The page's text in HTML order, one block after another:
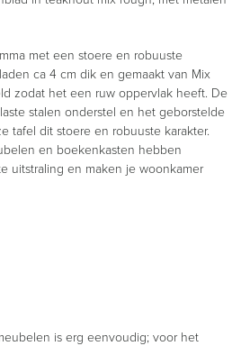
met een stoere en robuuste
ca 4 cm dik en gemaakt van Mix
zodat het een ruw oppervlak heeft. De
stalen onderstel en het geborstelde
tafel dit stoere en robuuste karakter.
en boekenkasten hebben
uitstraling en maken je woonkamer
is erg eenvoudig; voor het